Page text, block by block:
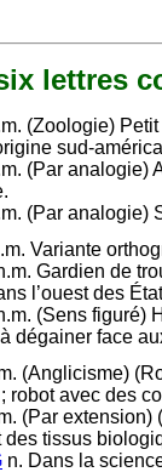
lettres
(Zoologie)
sud-
(Par analogie)
(Par analogie)
Variante
Gardien de
l’ouest des
(Sens figuré)
à dégainer face
(Anglicisme)
robot avec des
(Par extension)
des tissus
n. Dans la